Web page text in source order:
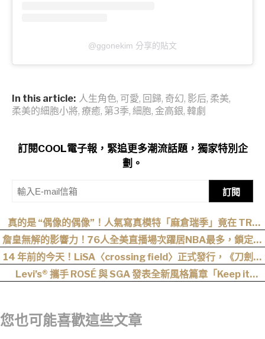
@ggonekim 分享的貼文
In this article: 人生角色, 可愛, 回歸, 奇幻, 影后, 柔美,
柔美的細胞小將, 療癒, 第3季, 細胞, 金高銀, 韓劇
訂閱COOL電子報，緊追更多潮流話題，獨家特別企
劃。
訂閱
真的是 “偶像的偶像”！人氣寫真模特「麻倉瑞季」竟在 TRE
“成功追星”，可愛直言：涼森真的太可愛，幸好有來台灣
詹皇無解的影響力！76人全美直播場次躍居NBA最多，鎖定開
幕戰與聖誕大戰
14 年前的今天！LiSA〈crossing field〉正式發行，《刀劍神
域》OP 不只熱血還藏著桐人、亞絲娜最深的羈絆
Levi’s® 攜手 ROSÉ 與 SGA 發表全新風格篇章「Keep it
您也可能喜歡這些文章